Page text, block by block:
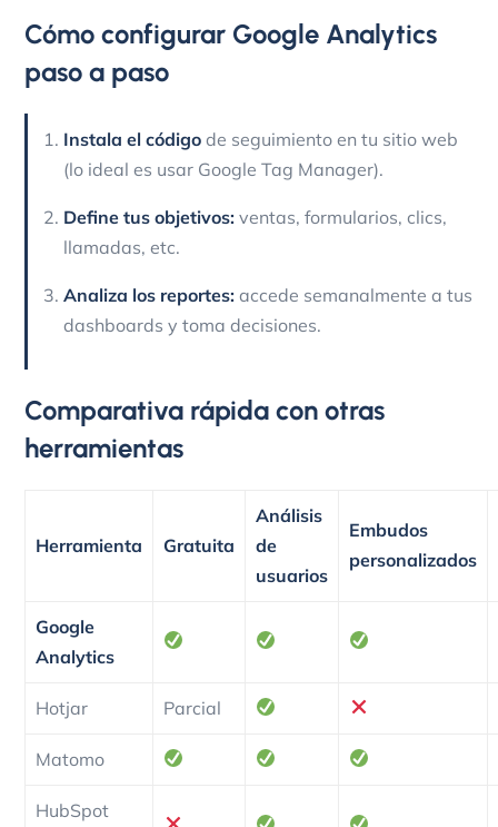
Cómo configurar Google Analytics
paso a paso
Instala el código de seguimiento en tu sitio web
(lo ideal es usar Google Tag Manager).
Define tus objetivos: ventas, formularios, clics,
llamadas, etc.
Analiza los reportes: accede semanalmente a tus
dashboards y toma decisiones.
Comparativa rápida con otras
herramientas
Herramienta Gratuita
Análisis
de
usuarios
Embudos
personalizados
Google
Analytics
Hotjar Parcial
Matomo
HubSpot